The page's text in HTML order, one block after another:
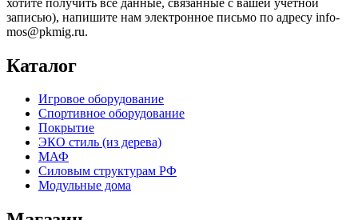
записью), напишите нам электронное письмо по адресу info-
mos@pkmig.ru.
Каталог
Игровое оборудование
Спортивное оборудование
Покрытие
ЭКО стиль (из дерева)
МАФ
Силовым структурам РФ
Модульные дома